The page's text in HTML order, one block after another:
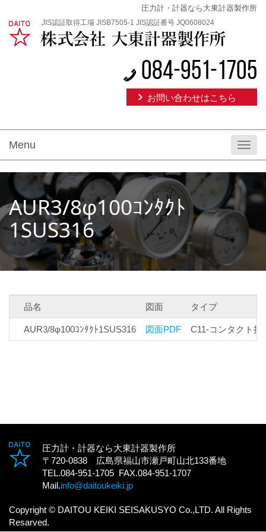
圧力計・計器なら大東計器製作所
JIS認証取得工場 JISB7505-1 JIS認証番号 JQ0608024
084-951-1705
お問い合わせはこちら
Menu
AUR3/8φ100ｺﾝﾀｸﾄ
1SUS316
品名 図面 タイプ
AUR3/8φ100ｺﾝﾀｸﾄ1SUS316 図面PDF C11-コンタクト接
圧力計・計器なら大東計器製作所
〒720-0838 広島県福山市瀬戸町山北133番地
TEL.084-951-1705 FAX.084-951-1707
Mail.info@daitoukeiki.jp
Copyright © DAITOU KEIKI SEISAKUSYO Co.,LTD. All Rights
Resarved.